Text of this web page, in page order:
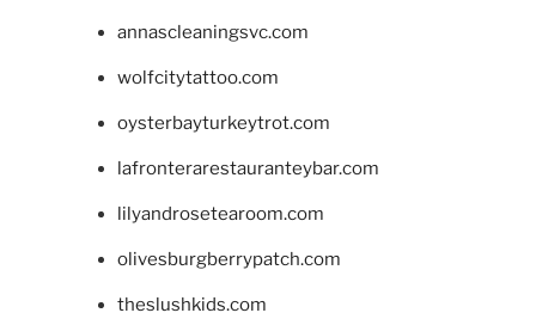
annascleaningsvc.com
wolfcitytattoo.com
oysterbayturkeytrot.com
lafronterarestauranteybar.com
lilyandrosetearoom.com
olivesburgberrypatch.com
theslushkids.com